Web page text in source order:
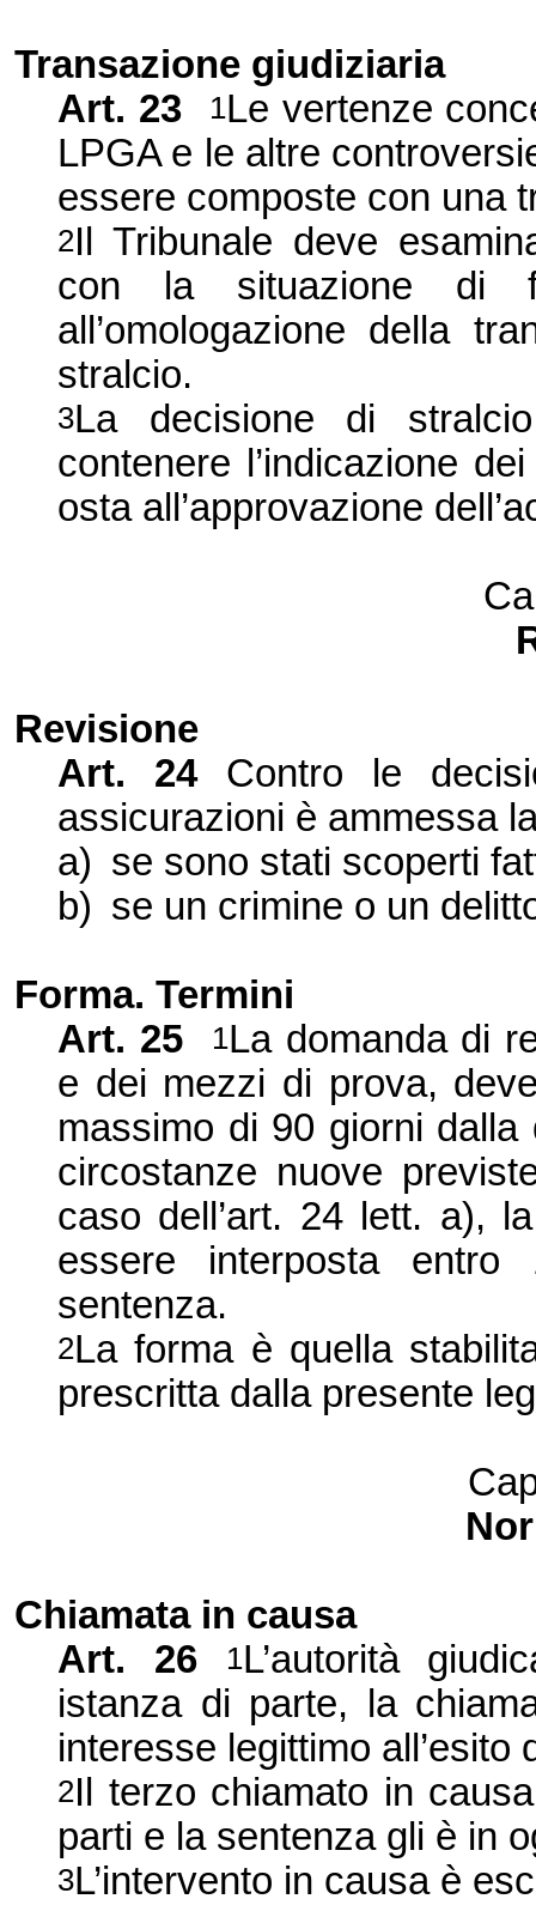
Transazione giudiziaria
Art. 23 1Le vertenze
LPGA e le altre
essere composte con una
2Il Tribunale deve
con la situazione di
all’omologazione della
stralcio.
3La decisione di
contenere l’indicazione
osta all’approvazione
Revisione
Art.
24
Contro le
assicurazioni è ammessa
a) se sono stati scoperti
b) se un crimine o un
Forma. Termini
Art. 25 1La domanda di
e dei mezzi di prova,
massimo di 90 giorni
circostanze nuove
caso dell’art. 24 lett. a),
essere interposta
sentenza.
2La forma è quella
prescritta dalla presente
Chiamata in causa
Art. 26 1L’autorità
istanza di parte, la
interesse legittimo all’esito
2Il terzo chiamato in
parti e la sentenza gli è in
3L’intervento in causa è